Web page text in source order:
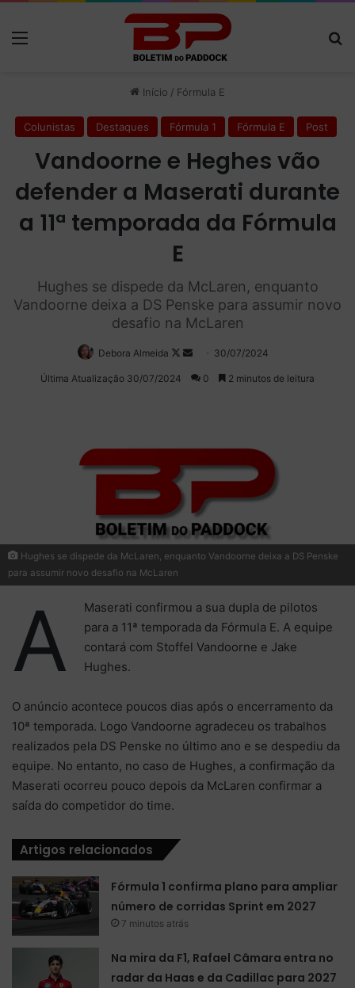
Início / Fórmula E
Colunistas Destaques Fórmula 1 Fórmula E Post
Vandoorne e Heghes vão
defender a Maserati durante
a 11ª temporada da Fórmula
E
Hughes se dispede da McLaren, enquanto
Vandoorne deixa a DS Penske para assumir novo
desafio na McLaren
Debora Almeida
Follow
on
Mande
um
30/07/2024
Última Atualização 30/07/2024 0 2 minutos de leitura
Hughes se dispede da McLaren, enquanto Vandoorne deixa a DS Penske
para assumir novo desafio na McLaren
A
Maserati confirmou a sua dupla de pilotos
para a 11ª temporada da Fórmula E. A equipe
contará com Stoffel Vandoorne e Jake
Hughes.
O anúncio acontece poucos dias após o encerramento da
10ª temporada. Logo Vandoorne agradeceu os trabalhos
realizados pela DS Penske no último ano e se despediu da
equipe. No entanto, no caso de Hughes, a confirmação da
Maserati ocorreu pouco depois da McLaren confirmar a
saída do competidor do time.
Artigos relacionados
Fórmula 1 confirma plano para ampliar
número de corridas Sprint em 2027
7 minutos atrás
Na mira da F1, Rafael Câmara entra no
radar da Haas e da Cadillac para 2027